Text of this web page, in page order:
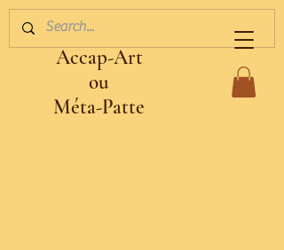
Accap-Art
ou
Méta-Patte